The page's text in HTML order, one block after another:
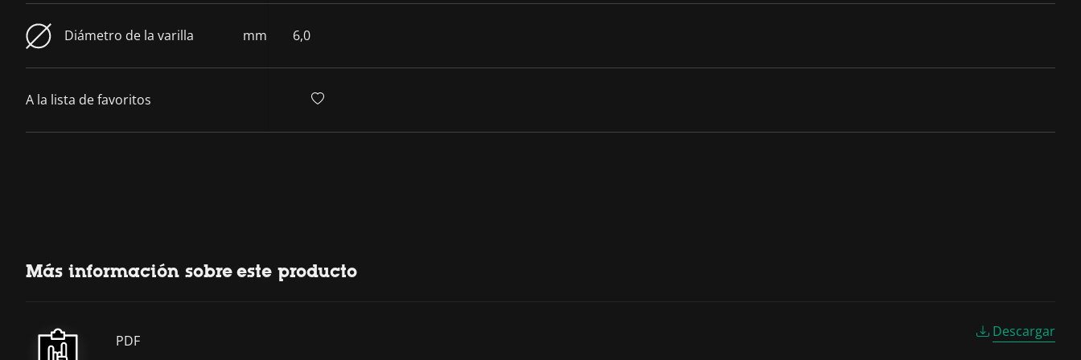
Diámetro de la varilla mm 6,0
A la lista de favoritos
Más información sobre este producto
PDF
Descargar